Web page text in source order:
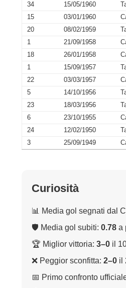
34
15/05/1960
15
03/01/1960
20
08/02/1959
1
21/09/1958
18
26/01/1958
1
15/09/1957
22
03/03/1957
5
14/10/1956
23
18/03/1956
6
23/10/1955
24
12/02/1950
3
25/09/1949
Curiosità
📊 Media gol segnati dal
🛡 Media gol subiti: 0.78 a
🏆 Miglior vittoria: 3–0 il
❌ Peggior sconfitta: 2–0 il
📅 Primo confronto